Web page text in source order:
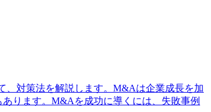
、対策法を解説します。M&Aは企業成長を加
ります。M&Aを成功に導くには、失敗事例